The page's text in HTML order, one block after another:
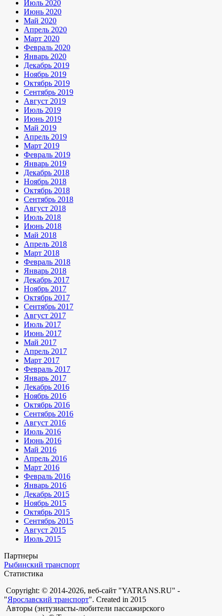
Июль 2020
Июнь 2020
Май 2020
Апрель 2020
Март 2020
Февраль 2020
Январь 2020
Декабрь 2019
Ноябрь 2019
Октябрь 2019
Сентябрь 2019
Август 2019
Июль 2019
Июнь 2019
Май 2019
Апрель 2019
Март 2019
Февраль 2019
Январь 2019
Декабрь 2018
Ноябрь 2018
Октябрь 2018
Сентябрь 2018
Август 2018
Июль 2018
Июнь 2018
Май 2018
Апрель 2018
Март 2018
Февраль 2018
Январь 2018
Декабрь 2017
Ноябрь 2017
Октябрь 2017
Сентябрь 2017
Август 2017
Июль 2017
Июнь 2017
Май 2017
Апрель 2017
Март 2017
Февраль 2017
Январь 2017
Декабрь 2016
Ноябрь 2016
Октябрь 2016
Сентябрь 2016
Август 2016
Июль 2016
Июнь 2016
Май 2016
Апрель 2016
Март 2016
Февраль 2016
Январь 2016
Декабрь 2015
Ноябрь 2015
Октябрь 2015
Сентябрь 2015
Август 2015
Июль 2015
Партнеры
Рыбинский транспорт
Статистика
Copyright: © 2014-2026, веб-сайт "YATRANS.RU" -
"Ярославский транспорт". Created in 2015
Авторы (энтузиасты-любители пассажирского